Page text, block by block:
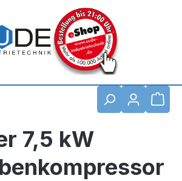
7,5 kW